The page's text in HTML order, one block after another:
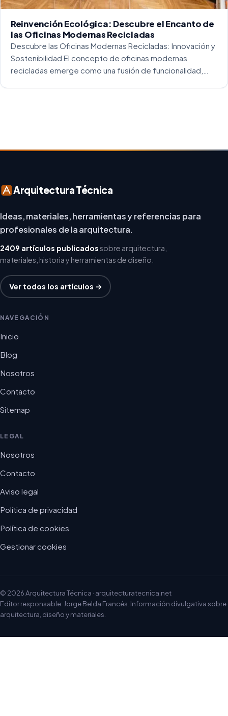
Reinvención Ecológica: Descubre el Encanto de
las Oficinas Modernas Recicladas
Descubre las Oficinas Modernas Recicladas: Innovación y
Sostenibilidad El concepto de oficinas modernas
recicladas emerge como una fusión de funcionalidad,
Arquitectura Técnica
Ideas, materiales, herramientas y referencias para
profesionales de la arquitectura.
2409 artículos publicadossobre arquitectura,
materiales, historia y herramientas de diseño.
Ver todos los artículos →
NAVEGACIÓN
Inicio
Blog
Nosotros
Contacto
Sitemap
LEGAL
Nosotros
Contacto
Aviso legal
Política de privacidad
Política de cookies
Gestionar cookies
© 2026 Arquitectura Técnica · arquitecturatecnica.net
Editor responsable: Jorge Belda Francés. Información divulgativa sobre
arquitectura, diseño y materiales.